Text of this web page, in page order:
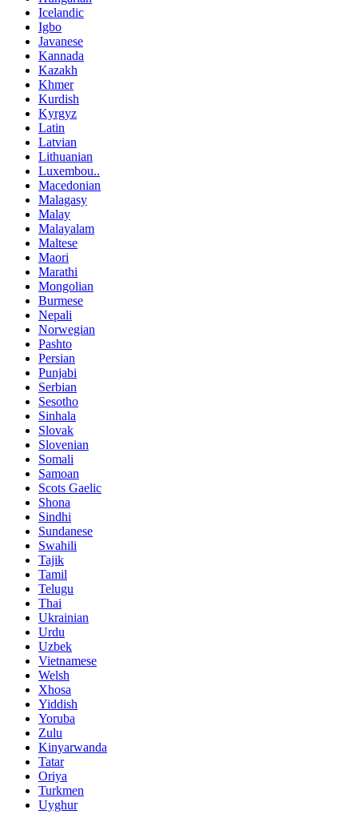
Icelandic
Igbo
Javanese
Kannada
Kazakh
Khmer
Kurdish
Kyrgyz
Latin
Latvian
Lithuanian
Luxembou..
Macedonian
Malagasy
Malay
Malayalam
Maltese
Maori
Marathi
Mongolian
Burmese
Nepali
Norwegian
Pashto
Persian
Punjabi
Serbian
Sesotho
Sinhala
Slovak
Slovenian
Somali
Samoan
Scots Gaelic
Shona
Sindhi
Sundanese
Swahili
Tajik
Tamil
Telugu
Thai
Ukrainian
Urdu
Uzbek
Vietnamese
Welsh
Xhosa
Yiddish
Yoruba
Zulu
Kinyarwanda
Tatar
Oriya
Turkmen
Uyghur